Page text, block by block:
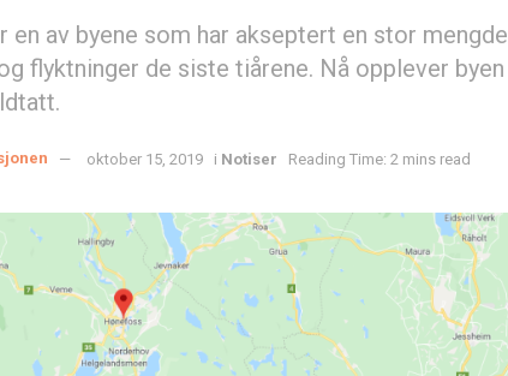
en av byene som har akseptert en stor
flyktninger de siste tiårene. Nå opplever
oktober 15, 2019 i Notiser Reading Time: 2 mins read